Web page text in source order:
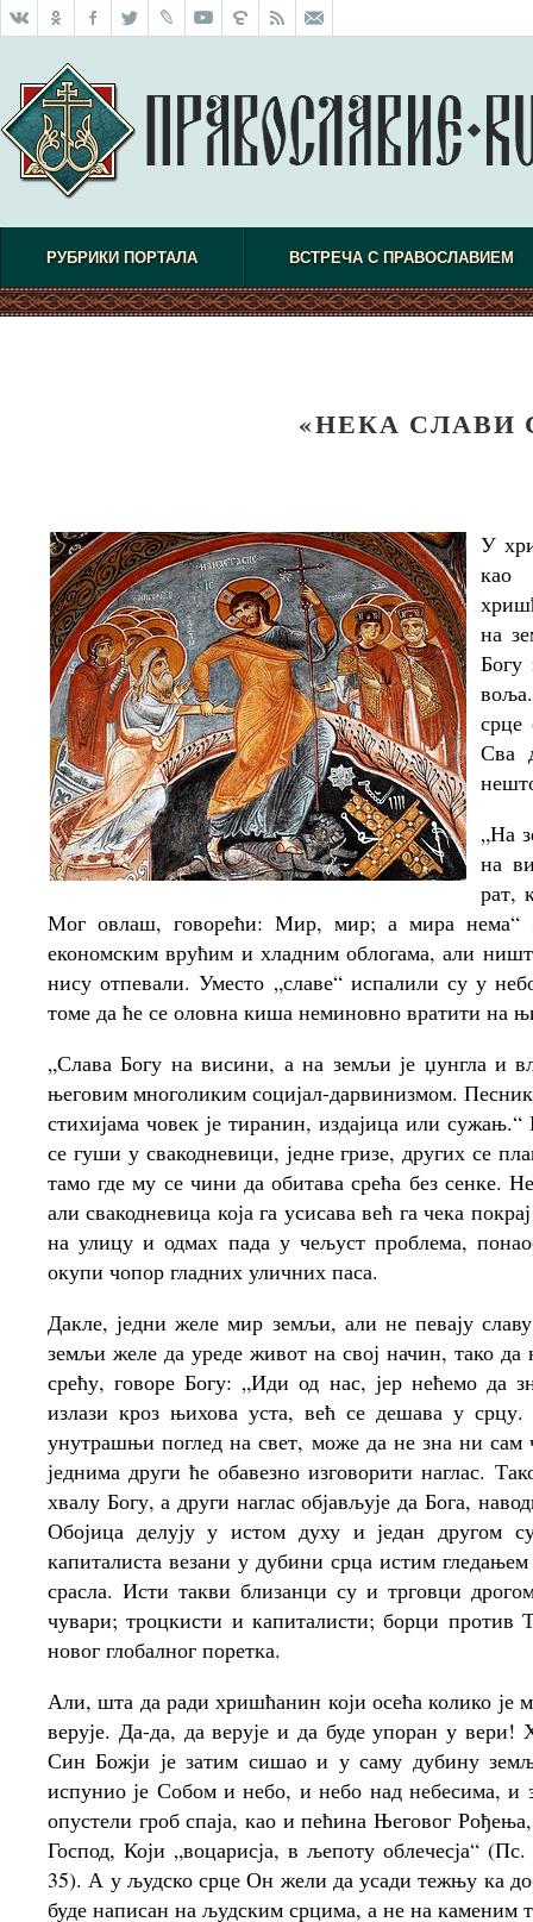
РУБРИКИ ПОРТАЛА ВСТРЕЧА С ПРАВОСЛАВИЕМ
«НЕКА СЛАВИ
У
као
на
срце
Сва
„На
на
рат,
Мог овлаш, говорећи: Мир, мир; а мира нема“
економским врућим и хладним облогама, али
нису отпевали. Уместо „славе“ испалили су у
томе да ће се оловна киша неминовно вратити на
„Слава Богу на висини, а на земљи је џунгла и
његовим многоликим социјал-дарвинизмом.
стихијама човек је тиранин, издајица или
се гуши у свакодневици, једне гризе, других се
тамо где му се чини да обитава срећа без сенке.
али свакодневица која га усисава већ га чека
на улицу и одмах пада у чељуст проблема,
окупи чопор гладних уличних паса.
Дакле, једни желе мир земљи, али не певају
земљи желе да уреде живот на свој начин, тако
срећу, говоре Богу: „Иди од нас, јер нећемо да
излази кроз њихова уста, већ се дешава у
унутрашњи поглед на свет, може да не зна ни
једнима други ће обавезно изговорити наглас.
хвалу Богу, а други наглас објављује да Бога,
Обојица делују у истом духу и један другом
капиталиста везани у дубини срца истим
срасла. Исти такви близанци су и трговци
чувари; троцкисти и капиталисти; борци против
новог глобалног поретка.
Али, шта да ради хришћанин који осећа колико је
верује. Да-да, да верује и да буде упоран у
Син Божји је затим сишао и у саму дубину
испунио је Собом и небо, и небо над небесима,
опустели гроб спаја, као и пећина Његовог
Господ, Који „воцарисја, в љепоту облечесја“
35). А у људско срце Он жели да усади тежњу ка
буде написан на људским срцима, а не на каменим